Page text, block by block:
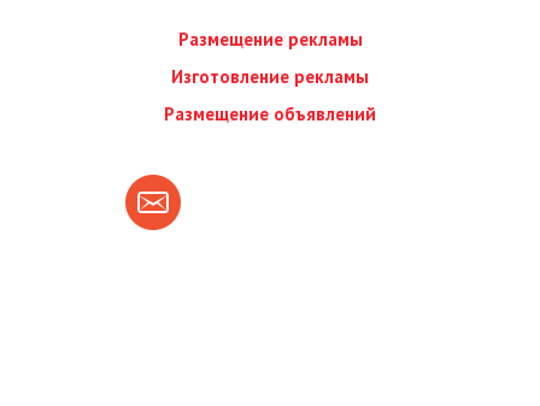
Размещение рекламы
Изготовление рекламы
Размещение объявлений